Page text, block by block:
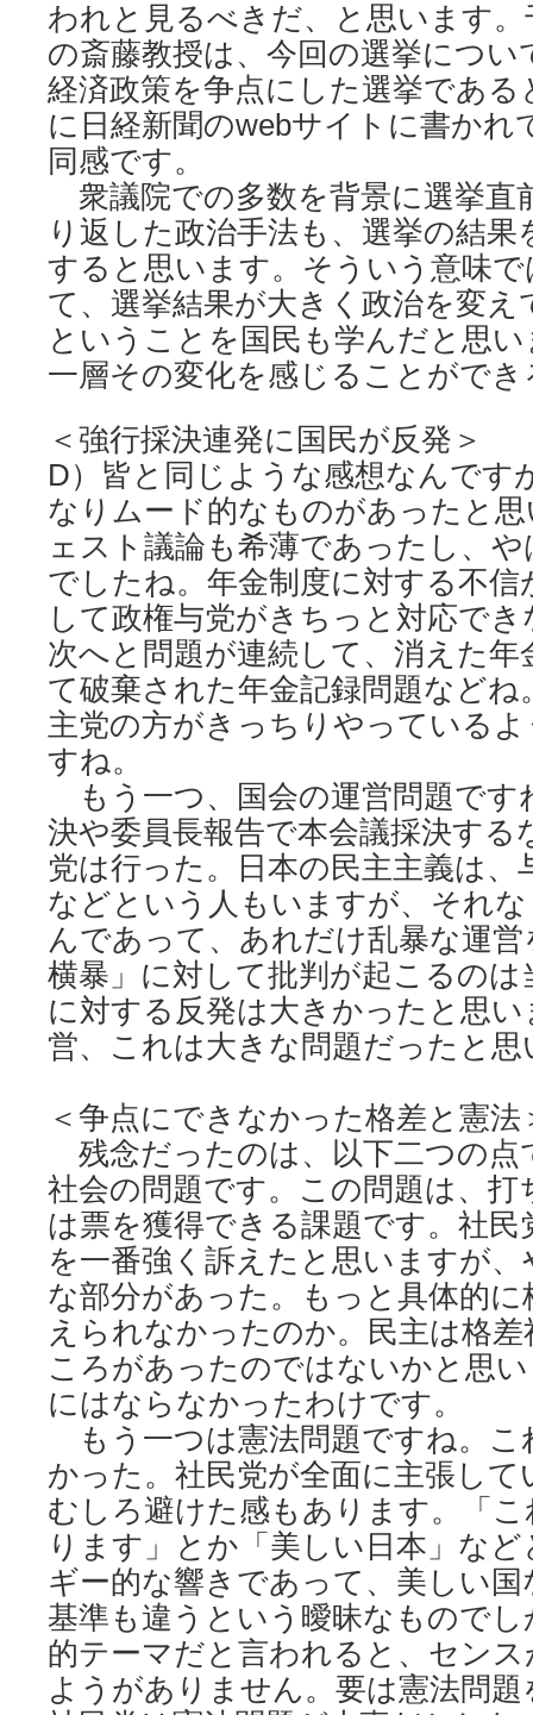
われと見るべきだ、と思います。
の斎藤教授は、今回の選挙につい
経済政策を争点にした選挙である
に日経新聞のwebサイトに書かれ
同感です。
衆議院での多数を背景に選挙直
り返した政治手法も、選挙の結
すると思います。そういう意味
て、選挙結果が大きく政治を変
ということを国民も学んだと思
一層その変化を感じることがで
＜強行採決連発に国民が反発＞
D）皆と同じような感想なんです
なりムード的なものがあったと
ェスト議論も希薄であったし、
でしたね。年金制度に対する不
して政権与党がきちっと対応で
次へと問題が連続して、消えた
て破棄された年金記録問題など
主党の方がきっちりやっている
すね。
もう一つ、国会の運営問題です
決や委員長報告で本会議採決する
党は行った。日本の民主主義は、
などという人もいますが、それ
んであって、あれだけ乱暴な運
横暴」に対して批判が起こるの
に対する反発は大きかったと思
営、これは大きな問題だったと思
＜争点にできなかった格差と憲
残念だったのは、以下二つの点
社会の問題です。この問題は、
は票を獲得できる課題です。社民
を一番強く訴えたと思いますが
な部分があった。もっと具体的に
えられなかったのか。民主は格
ころがあったのではないかと思
にはならなかったわけです。
もう一つは憲法問題ですね。こ
かった。社民党が全面に主張し
むしろ避けた感もあります。「
ります」とか「美しい日本」な
ギー的な響きであって、美しい
基準も違うという曖昧なもので
的テーマだと言われると、セン
ようがありません。要は憲法問